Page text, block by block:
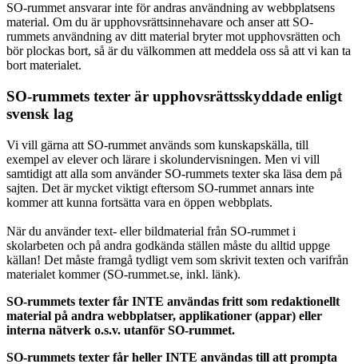
SO-rummet ansvarar inte för andras användning av webbplatsens
material. Om du är upphovsrättsinnehavare och anser att SO-
rummets användning av ditt material bryter mot upphovsrätten och
bör plockas bort, så är du välkommen att meddela oss så att vi kan ta
bort materialet.
SO-rummets texter är upphovsrättsskyddade enligt
svensk lag
Vi vill gärna att SO-rummet används som kunskapskälla, till
exempel av elever och lärare i skolundervisningen. Men vi vill
samtidigt att alla som använder SO-rummets texter ska läsa dem på
sajten. Det är mycket viktigt eftersom SO-rummet annars inte
kommer att kunna fortsätta vara en öppen webbplats.
När du använder text- eller bildmaterial från SO-rummet i
skolarbeten och på andra godkända ställen måste du alltid uppge
källan! Det måste framgå tydligt vem som skrivit texten och varifrån
materialet kommer (SO-rummet.se, inkl. länk).
SO-rummets texter får INTE användas fritt som redaktionellt
material på andra webbplatser, applikationer (appar) eller
interna nätverk o.s.v. utanför SO-rummet.
SO-rummets texter får heller INTE användas till att prompta